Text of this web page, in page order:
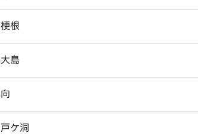
根
島
ケ洞